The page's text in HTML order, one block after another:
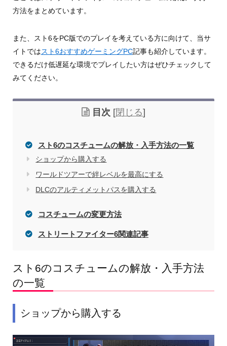
方法をまとめています。
また、スト6をPC版でのプレイを考えている方に向けて、当サ
イトではスト6おすすめゲーミングPC記事も紹介しています。
できるだけ低遅延な環境でプレイしたい方はぜひチェックして
みてください。
目次 [閉じる]
スト6のコスチュームの解放・入手方法の一覧
ショップから購入する
ワールドツアーで絆レベルを最高にする
DLCのアルティメットパスを購入する
コスチュームの変更方法
ストリートファイター6関連記事
スト6のコスチュームの解放・入手方法
の一覧
ショップから購入する